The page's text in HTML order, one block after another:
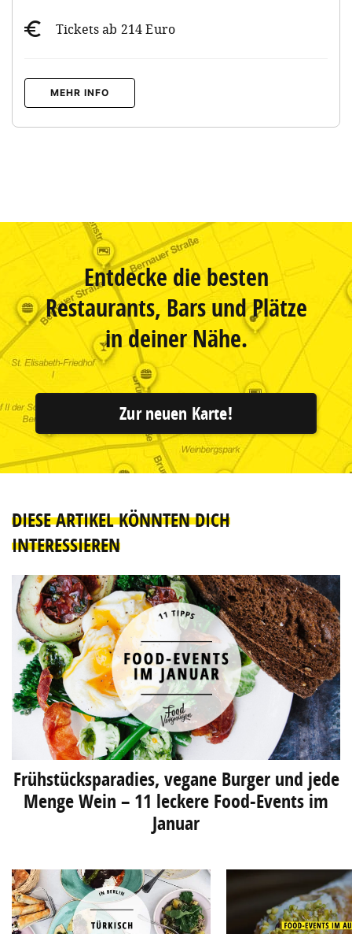
Tickets ab 214 Euro
MEHR INFO
Entdecke die besten
Restaurants, Bars und Plätze
in deiner Nähe.
Zur neuen Karte!
DIESE ARTIKEL KÖNNTEN DICH
INTERESSIEREN
Frühstücksparadies, vegane Burger und jede
Menge Wein – 11 leckere Food-Events im
Januar